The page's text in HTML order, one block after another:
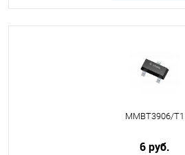
MMBT3906/T1
6 руб.